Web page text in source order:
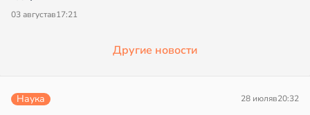
03 августав17:21
Другие новости
Наука 28 июляв20:32